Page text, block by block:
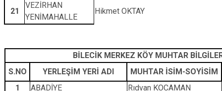
21
VEZİRHAN
YENİMAHALLE
Hikmet OKTAY
BİLECİK MERKEZ KÖY MUHTAR
S.NO
YERLEŞİM YERİ ADI
MUHTAR İSİM-SOYİSİM
1
ABADİYE
Rıdvan KOCAMAN